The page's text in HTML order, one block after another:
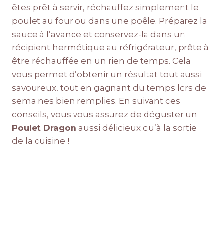
êtes prêt à servir, réchauffez simplement le
poulet au four ou dans une poêle. Préparez la
sauce à l’avance et conservez-la dans un
récipient hermétique au réfrigérateur, prête à
être réchauffée en un rien de temps. Cela
vous permet d’obtenir un résultat tout aussi
savoureux, tout en gagnant du temps lors de
semaines bien remplies. En suivant ces
conseils, vous vous assurez de déguster un
Poulet Dragon aussi délicieux qu’à la sortie
de la cuisine !